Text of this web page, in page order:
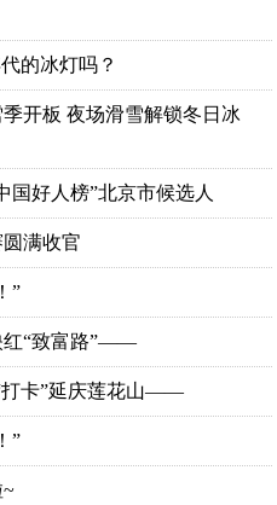
的冰灯吗？
开板 夜场滑雪解锁冬日冰
国好人榜”北京市候选人
满收官
”
红“致富路”——
打卡”延庆莲花山——
”
~